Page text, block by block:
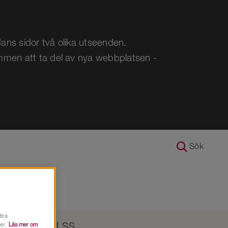
sidor två olika utseenden.
att ta del av nya webbplatsen -
Sök
Läs mer om